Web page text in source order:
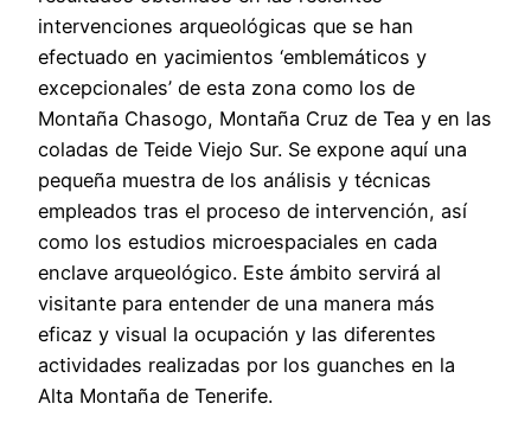
intervenciones arqueológicas que se han
efectuado en yacimientos ‘emblemáticos y
excepcionales’ de esta zona como los de
Montaña Chasogo, Montaña Cruz de Tea y en las
coladas de Teide Viejo Sur. Se expone aquí una
pequeña muestra de los análisis y técnicas
empleados tras el proceso de intervención, así
como los estudios microespaciales en cada
enclave arqueológico. Este ámbito servirá al
visitante para entender de una manera más
eficaz y visual la ocupación y las diferentes
actividades realizadas por los guanches en la
Alta Montaña de Tenerife.